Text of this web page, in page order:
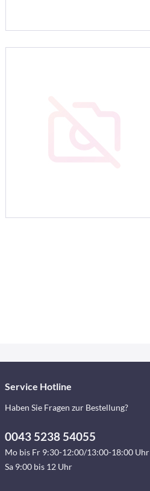
Service Hotline
Haben Sie Fragen zur Bestellung?
0043 5238 54055
Mo bis Fr 9:30-12:00/13:00-18:00 Uhr
Sa 9:00 bis 12 Uhr